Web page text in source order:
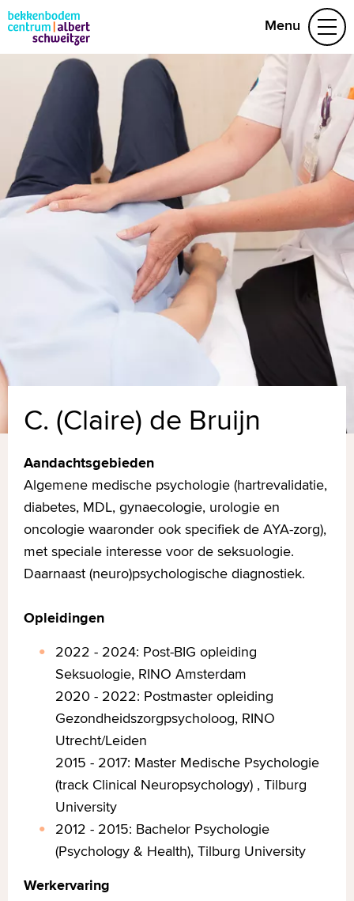
Menu
Aandoeningen
Behandelteam
Folders
Vragen
Afspraak maken
(078) 654 29 53
Naar home asz.nl
MijnASz
C. (Claire) de Bruijn
Aandachtsgebieden
Algemene medische psychologie (hartrevalidatie,
diabetes, MDL, gynaecologie, urologie en
oncologie waaronder ook specifiek de AYA-zorg),
met speciale interesse voor de seksuologie.
Daarnaast (neuro)psychologische diagnostiek.
Opleidingen
2022 - 2024: Post-BIG opleiding
Seksuologie, RINO Amsterdam
2020 - 2022: Postmaster opleiding
Gezondheidszorgpsycholoog, RINO
Utrecht/Leiden
2015 - 2017: Master Medische Psychologie
(track Clinical Neuropsychology) , Tilburg
University
2012 - 2015: Bachelor Psychologie
(Psychology & Health), Tilburg University
Werkervaring